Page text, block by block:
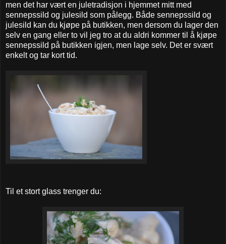
men det har vært en juletradisjon i hjemmet mitt med
sennepssild og julesild som pålegg. Både sennepssild og
julesild kan du kjøpe på butikken, men dersom du lager den
selv en gang eller to vil jeg tro at du aldri kommer til å kjøpe
sennepssild på butikken igjen, men lage selv. Det er svært
enkelt og tar kort tid.
Til et stort glass trenger du: